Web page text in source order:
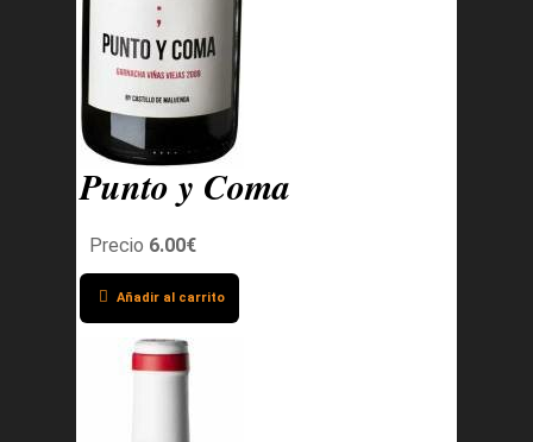
Punto y Coma
Precio 6.00€
Añadir al carrito